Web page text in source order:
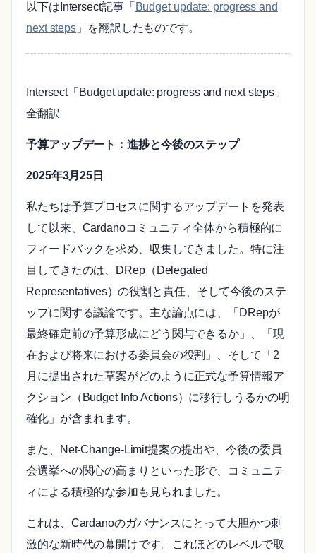
以下はIntersect記事「 Budget update: progress and
next steps 」を翻訳したものです。
Intersect「Budget update: progress and next steps」
全翻訳
予算アップデート：進捗と今後のステップ
2025年3月25日
私たちは予算プロセスに関するアップデートを発表
して以来、Cardanoコミュニティ全体から積極的に
フィードバックを求め、収集してきました。特に注
目してきたのは、DRep（Delegated
Representatives）の役割と責任、そして今後のステ
ップに関する議論です。主な論点には、「DRepが
最終確定前の予算形成にどう関与できるか」、「現
在および将来における委員会の役割」、そして「2
月に提出された草案がどのように正式な予算情報ア
クション（Budget Info Actions）に移行しうるかの明
確化」が含まれます。
また、Net-Change-Limit提案の提出や、今後の委員
会選挙への関心の高まりといった形で、コミュニテ
ィによる積極的な参加も見られました。
これは、Cardanoのガバナンスにとって大胆かつ刺
激的な新時代の幕開けです。これほどのレベルで取